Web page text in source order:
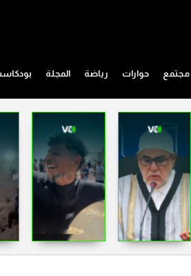
مجتمع حوارات رياضة المجلة